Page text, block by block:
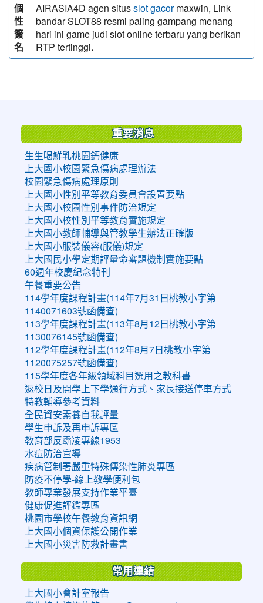
個
性
簽
名
AIRASIA4D agen situs slot gacormaxwin, Link
bandar SLOT88 resmi paling gampang menang
hari ini game judi slot online terbaru yang berikan
RTP tertinggi.
重要消息
生生喝鮮乳桃園鈣健康
上大國小校園緊急傷病處理辦法
校園緊急傷病處理原則
上大國小性別平等教育委員會設置要點
上大國小校園性別事件防治規定
上大國小校性別平等教育實施規定
上大國小教師輔導與管教學生辦法正確版
上大國小服裝儀容(服儀)規定
上大國民小學定期評量命審題機制實施要點
60週年校慶紀念特刊
午餐重要公告
114學年度課程計畫(114年7月31日桃教小字第
1140071603號函備查)
113學年度課程計畫(113年8月12日桃教小字第
1130076145號函備查)
112學年度課程計畫(112年8月7日桃教小字第
1120075257號函備查)
115學年度各年級領域科目選用之教科書
返校日及開學上下學通行方式、家長接送停車方式
特教輔導參考資料
全民資安素養自我評量
學生申訴及再申訴專區
教育部反霸凌專線1953
水痘防治宣導
疾病管制署嚴重特殊傳染性肺炎專區
防疫不停學-線上教學便利包
教師專業發展支持作業平臺
健康促進評鑑專區
桃園市學校午餐教育資訊網
上大國小個資保護公開作業
上大國小災害防救計畫書
常用連結
上大國小會計室報告